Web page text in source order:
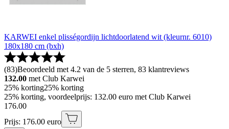
KARWEI enkel plisségordijn lichtdoorlatend wit (kleurnr. 6010)
180x180 cm (bxh)
(83)Beoordeeld met 4.2 van de 5 sterren, 83 klantreviews
132.00 met Club Karwei
25% korting25% korting
25% korting, voordeelprijs: 132.00 euro met Club Karwei
176.00
Prijs: 176.00 euro